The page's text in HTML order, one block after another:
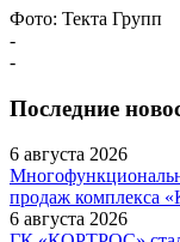
Фото: Текта Групп
-
-
Последние
6 августа 2026
продаж комплекса
6 августа 2026